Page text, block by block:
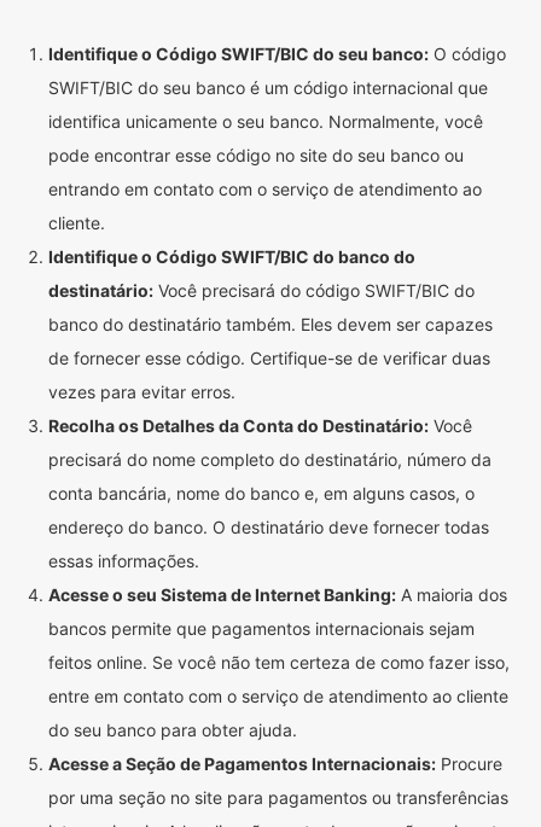
Identifique o Código SWIFT/BIC do seu banco: O código
SWIFT/BIC do seu banco é um código internacional que
identifica unicamente o seu banco. Normalmente, você
pode encontrar esse código no site do seu banco ou
entrando em contato com o serviço de atendimento ao
cliente.
Identifique o Código SWIFT/BIC do banco do
destinatário: Você precisará do código SWIFT/BIC do
banco do destinatário também. Eles devem ser capazes
de fornecer esse código. Certifique-se de verificar duas
vezes para evitar erros.
Recolha os Detalhes da Conta do Destinatário: Você
precisará do nome completo do destinatário, número da
conta bancária, nome do banco e, em alguns casos, o
endereço do banco. O destinatário deve fornecer todas
essas informações.
Acesse o seu Sistema de Internet Banking: A maioria dos
bancos permite que pagamentos internacionais sejam
feitos online. Se você não tem certeza de como fazer isso,
entre em contato com o serviço de atendimento ao cliente
do seu banco para obter ajuda.
Acesse a Seção de Pagamentos Internacionais: Procure
por uma seção no site para pagamentos ou transferências